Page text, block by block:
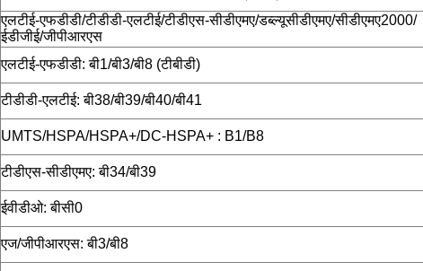
एलटीई-एफडीडी/टीडीडी-एलटीई/टीडीएस-सीडीएमए/डब्ल्यूसीडीएमए/सीडीएमए2000/
ईडीजीई/जीपीआरएस
एलटीई-एफडीडी: बी1/बी3/बी8 (टीबीडी)
टीडीडी-एलटीई: बी38/बी39/बी40/बी41
UMTS/HSPA/HSPA+/DC-HSPA+ : B1/B8
टीडीएस-सीडीएमए: बी34/बी39
ईवीडीओ: बीसी0
एज/जीपीआरएस: बी3/बी8